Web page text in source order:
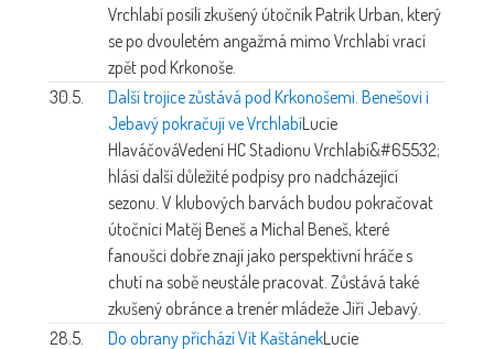
Vrchlabí posílí zkušený útočník Patrik Urban, který
se po dvouletém angažmá mimo Vrchlabí vrací
zpět pod Krkonoše.
30.5.
Další trojice zůstává pod Krkonošemi. Benešovi i
Jebavý pokračují ve VrchlabíLucie
HlaváčováVedení HC Stadionu Vrchlabí&#65532;
hlásí další důležité podpisy pro nadcházející
sezonu. V klubových barvách budou pokračovat
útočníci Matěj Beneš a Michal Beneš, které
fanoušci dobře znají jako perspektivní hráče s
chutí na sobě neustále pracovat. Zůstává také
zkušený obránce a trenér mládeže Jiří Jebavý.
28.5.
Do obrany přichází Vít KaštánekLucie